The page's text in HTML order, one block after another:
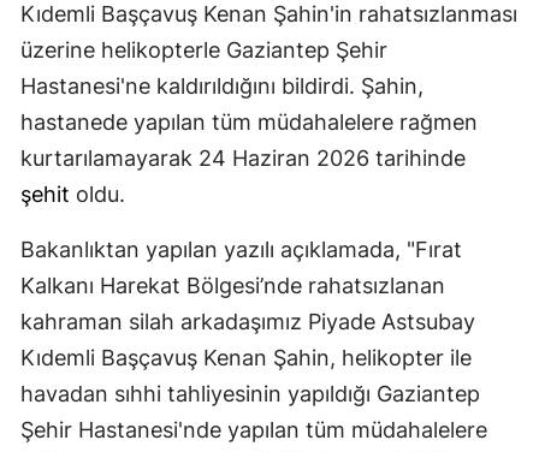
Kıdemli Başçavuş Kenan Şahin'in rahatsızlanması
üzerine helikopterle Gaziantep Şehir
Hastanesi'ne kaldırıldığını bildirdi. Şahin,
hastanede yapılan tüm müdahalelere rağmen
kurtarılamayarak 24 Haziran 2026 tarihinde
şehit oldu.
Bakanlıktan yapılan yazılı açıklamada, "Fırat
Kalkanı Harekat Bölgesi’nde rahatsızlanan
kahraman silah arkadaşımız Piyade Astsubay
Kıdemli Başçavuş Kenan Şahin, helikopter ile
havadan sıhhi tahliyesinin yapıldığı Gaziantep
Şehir Hastanesi'nde yapılan tüm müdahalelere